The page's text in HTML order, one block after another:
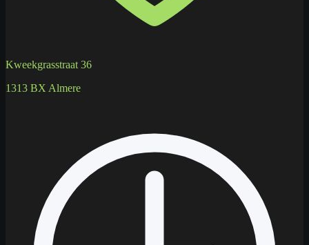
Kweekgrasstraat 36
1313 BX Almere